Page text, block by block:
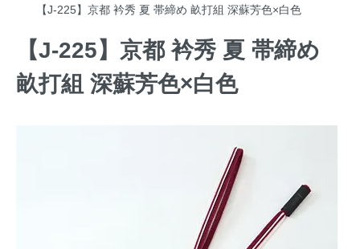
【J-225】京都 衿秀 夏 帯締め 畝打組 深蘇芳色×白色
【J-225】京都 衿秀 夏 帯締め
畝打組 深蘇芳色×白色